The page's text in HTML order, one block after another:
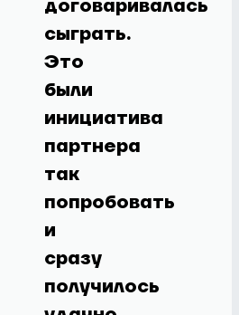
договаривалась
сыграть.
Это
были
инициатива
партнера
так
попробовать
и
сразу
получилось